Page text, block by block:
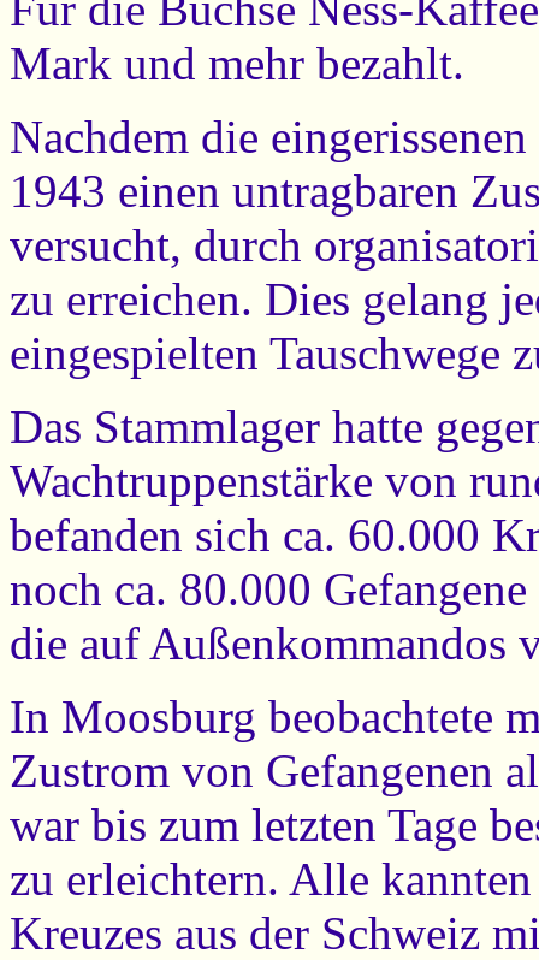
Mark und mehr bezahlt.
Nachdem die
1943 einen untragbaren
versucht, durch
zu erreichen. Dies gelang
eingespielten Tauschwege
Das Stammlager hatte
Wachtruppenstärke von
befanden sich ca. 60.000
noch ca. 80.000
die auf Außenkommandos
In Moosburg beobachtete
Zustrom von Gefangenen
war bis zum letzten Tage
zu erleichtern. Alle
Kreuzes aus der Schweiz